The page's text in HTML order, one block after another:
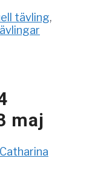
tävling,
maj
Catharina